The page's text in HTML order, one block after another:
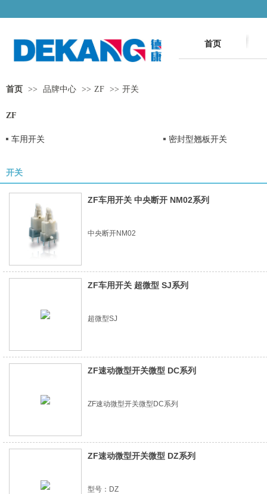
首页
首页 >> 品牌中心 >> ZF >> 开关
ZF
车用开关 密封型翘板开关
开关
ZF车用开关 中央断开 NM02系列
中央断开NM02
ZF车用开关 超微型 SJ系列
超微型SJ
ZF速动微型开关微型 DC系列
ZF速动微型开关微型DC系列
ZF速动微型开关微型 DZ系列
型号：DZ